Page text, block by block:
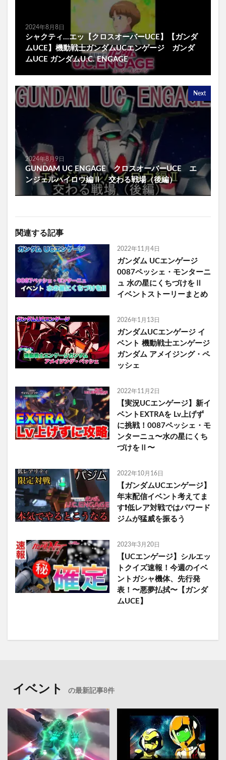
2024年8月8日
シャクティ…エッ【クロスオーバーUCE】【ガンダ
ムUCE】機動戦士ガンダムUCエンゲージ ガンダ
ムUCE ガンダムU.C. ENGAGE
Next
2024年8月9日
GUNDAM UC ENGAGE クロスオーバーUCE エ
ンジェルハイロウ編Ⅱ 交わる戦場（後編）
関連する記事
2022年11月4日
ガンダム UCエンゲージ
0087ペッシェ・モンターニ
ュ 水の星にくちづけをⅡ
イベントストーリーまとめ
2026年1月13日
ガンダムUCエンゲージ イ
ベント 機動戦士エンゲージ
ガンダム アメイジング・ペ
ッシェ
2022年11月2日
【実況UCエンゲージ】新イ
ベントEXTRAを Lv上げず
に挑戦！0087ペッシェ・モ
ンターニュ〜水の星にくち
づけをⅡ〜
2022年10月16日
【ガンダムUCエンゲージ】
年末配信イベント考えてま
す❗️低レア対戦ではパワード
ジムが猛威を振るう
2023年3月20日
【UCエンゲージ】シルエッ
トクイズ速報！今週のイベ
ントガシャ機体、先行発
表！〜悪夢払拭〜【ガンダ
ムUCE】
イベント の最新記事8件